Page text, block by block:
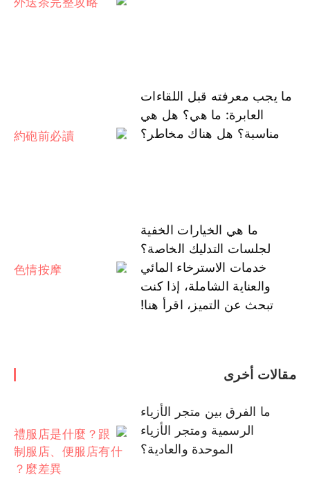
ما يجب معرفته قبل اللقاءات
العابرة: ما هي؟ هل هي
مناسبة؟ هل هناك مخاطر؟
ما هي الخيارات الخفية
لجلسات التدليك الخاصة؟
خدمات الاسترخاء المائي
والعناية الشاملة، إذا كنت
تبحث عن التميز، اقرأ هنا!
مقالات أخرى
ما الفرق بين متجر الأزياء
الرسمية ومتجر الأزياء
الموحدة والعادية؟